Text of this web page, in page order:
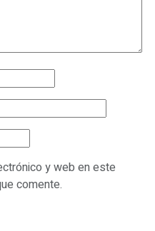
y web en este
comente.